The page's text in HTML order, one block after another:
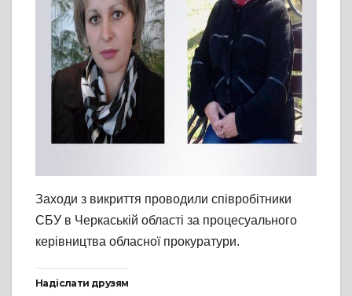
Заходи з викриття проводили співробітники
СБУ в Черкаській області за процесуального
керівництва обласної прокуратури.
Надіслати друзям